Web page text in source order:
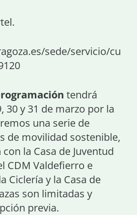
sede/servicio/cu
tendrá
30 y 31 de marzo por la
una serie de
de movilidad sostenible,
la Casa de Juventud
CDM Valdefierro e
Ciclería y la Casa de
son limitadas y
previa.